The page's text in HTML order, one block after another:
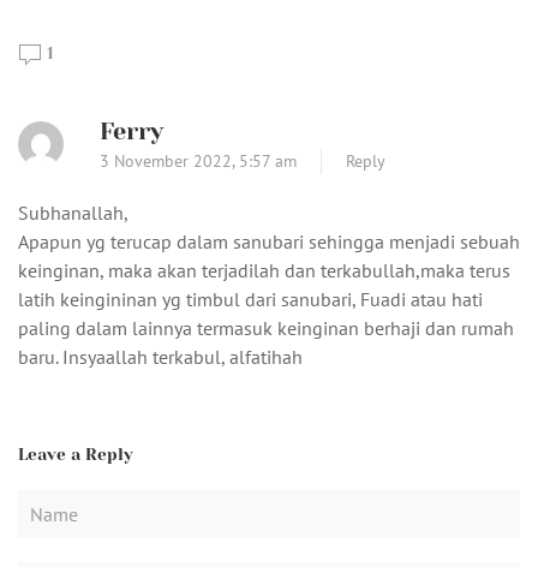
1
Ferry
3 November 2022, 5:57 am Reply
Subhanallah,
Apapun yg terucap dalam sanubari sehingga menjadi sebuah
keinginan, maka akan terjadilah dan terkabullah,maka terus
latih keingininan yg timbul dari sanubari, Fuadi atau hati
paling dalam lainnya termasuk keinginan berhaji dan rumah
baru. Insyaallah terkabul, alfatihah
Leave a Reply